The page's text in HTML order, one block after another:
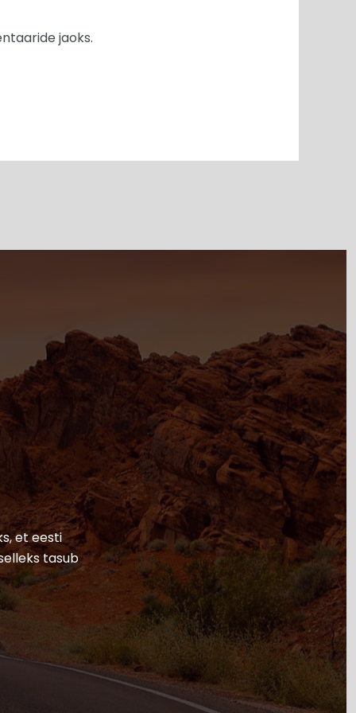
jaoks.
et eesti
tasub